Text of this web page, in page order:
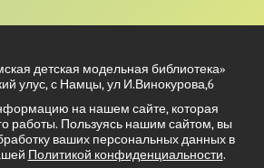
детская модельная библиотека»
улус, с Намцы, ул И.Винокурова,6
на нашем сайте, которая
работы. Пользуясь нашим сайтом, вы
ваших персональных данных в
Политикой конфиденциальности.